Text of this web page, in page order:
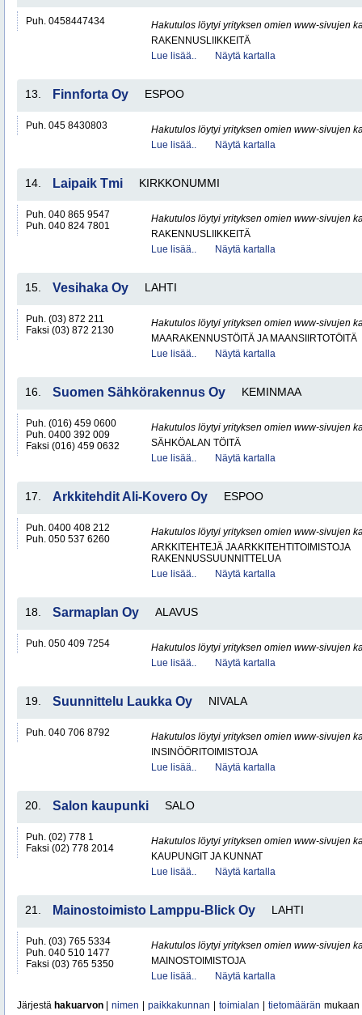
Puh. 0458447434
Hakutulos löytyi yrityksen omien www-sivujen
RAKENNUSLIIKKEITÄ
Lue lisää..
Näytä kartalla
13. Finnforta Oy ESPOO
Puh. 045 8430803
Hakutulos löytyi yrityksen omien www-sivujen
Lue lisää..
Näytä kartalla
14. Laipaik Tmi KIRKKONUMMI
Puh. 040 865 9547
Puh. 040 824 7801
Hakutulos löytyi yrityksen omien www-sivujen
RAKENNUSLIIKKEITÄ
Lue lisää..
Näytä kartalla
15. Vesihaka Oy LAHTI
Puh. (03) 872 211
Faksi (03) 872 2130
Hakutulos löytyi yrityksen omien www-sivujen
MAARAKENNUSTÖITÄ JA MAANSIIRTOTÖITÄ
Lue lisää..
Näytä kartalla
16. Suomen Sähkörakennus Oy KEMINMAA
Puh. (016) 459 0600
Puh. 0400 392 009
Faksi (016) 459 0632
Hakutulos löytyi yrityksen omien www-sivujen
SÄHKÖALAN TÖITÄ
Lue lisää..
Näytä kartalla
17. Arkkitehdit Ali-Kovero Oy ESPOO
Puh. 0400 408 212
Puh. 050 537 6260
Hakutulos löytyi yrityksen omien www-sivujen
ARKKITEHTEJÄ JA ARKKITEHTITOIMISTOJA
RAKENNUSSUUNNITTELUA
Lue lisää..
Näytä kartalla
18. Sarmaplan Oy ALAVUS
Puh. 050 409 7254
Hakutulos löytyi yrityksen omien www-sivujen
Lue lisää..
Näytä kartalla
19. Suunnittelu Laukka Oy NIVALA
Puh. 040 706 8792
Hakutulos löytyi yrityksen omien www-sivujen
INSINÖÖRITOIMISTOJA
Lue lisää..
Näytä kartalla
20. Salon kaupunki SALO
Puh. (02) 778 1
Faksi (02) 778 2014
Hakutulos löytyi yrityksen omien www-sivujen
KAUPUNGIT JA KUNNAT
Lue lisää..
Näytä kartalla
21. Mainostoimisto Lamppu-Blick Oy LAHTI
Puh. (03) 765 5334
Puh. 040 510 1477
Faksi (03) 765 5350
Hakutulos löytyi yrityksen omien www-sivujen
MAINOSTOIMISTOJA
Lue lisää..
Näytä kartalla
Järjestä hakuarvon nimen paikkakunnan toimialan tietomäärän mukaan